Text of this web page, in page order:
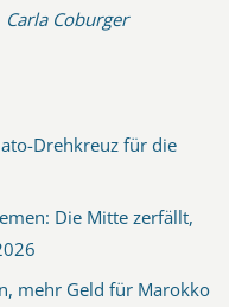
Carla Coburger
Drehkreuz für die
Die Mitte zerfällt,
mehr Geld für Marokko